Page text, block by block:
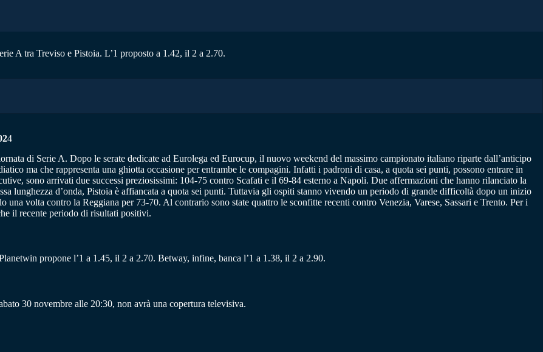
A tra Treviso e Pistoia. L’1 proposto a 1.42, il 2 a 2.70.
4
di Serie A. Dopo le serate dedicate ad Eurolega ed Eurocup, il nuovo weekend del massimo campionato italiano riparte dall’anticipo
ma che rappresenta una ghiotta occasione per entrambe le compagini. Infatti i padroni di casa, a quota sei punti, possono entrare in
sono arrivati due successi preziosissimi: 104-75 contro Scafati e il 69-84 esterno a Napoli. Due affermazioni che hanno rilanciato la
lunghezza d’onda, Pistoia è affiancata a quota sei punti. Tuttavia gli ospiti stanno vivendo un periodo di grande difficoltà dopo un inizio
volta contro la Reggiana per 73-70. Al contrario sono state quattro le sconfitte recenti contro Venezia, Varese, Sassari e Trento. Per i
il recente periodo di risultati positivi.
propone l’1 a 1.45, il 2 a 2.70. Betway, infine, banca l’1 a 1.38, il 2 a 2.90.
30 novembre alle 20:30, non avrà una copertura televisiva.